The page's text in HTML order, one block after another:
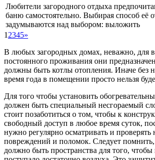
Любители загородного отдыха
баню самостоятельно. Выбирая способ её
задумываются над выбором: выложить
1 2345»
В любых загородных домах, неважно, для
постоянного проживания они
должны быть котлы отопления. Иначе без
время года в помещении просто нельзя
Для того чтобы установить
должен быть специальный несгораемый
стоит позаботиться о том, чтобы к
свободный доступ в любое время суток,
нужно регулярно осматривать и проверять
повреждений и поломок. Следует помнить,
должно быть пространства для того,